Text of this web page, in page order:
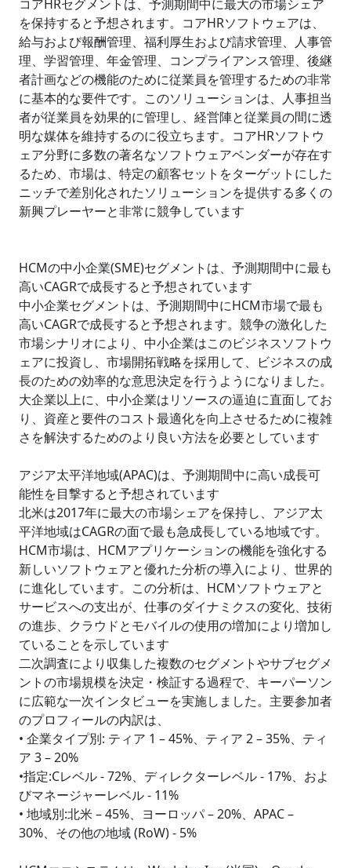
コアHRセグメントは、予測期間中に最大の市場シェア
を保持すると予想されます。コアHRソフトウェアは、
給与および報酬管理、福利厚生および請求管理、人事管
理、学習管理、年金管理、コンプライアンス管理、後継
者計画などの機能のために従業員を管理するための非常
に基本的な要件です。このソリューションは、人事担当
者が従業員を効果的に管理し、経営陣と従業員の間に透
明な媒体を維持するのに役立ちます。コアHRソフトウ
ェア分野に多数の著名なソフトウェアベンダーが存在す
るため、市場は、特定の顧客セットをターゲットにした
ニッチで差別化されたソリューションを提供する多くの
新興プレーヤーと非常に競争しています
HCMの中小企業(SME)セグメントは、予測期間中に最も
高いCAGRで成長すると予想されています
中小企業セグメントは、予測期間中にHCM市場で最も
高いCAGRで成長すると予想されます。競争の激化した
市場シナリオにより、中小企業はこのビジネスソフトウ
ェアに投資し、市場開拓戦略を採用して、ビジネスの成
長のための効率的な意思決定を行うようになりました。
大企業以上に、中小企業はリソースの逼迫に直面してお
り、資産と要件のコスト最適化を向上させるために複雑
さを解決するためのより良い方法を必要としています
アジア太平洋地域(APAC)は、予測期間中に高い成長可
能性を目撃すると予想されています
北米は2017年に最大の市場シェアを保持し、アジア太
平洋地域はCAGRの面で最も急成長している地域です。
HCM市場は、HCMアプリケーションの機能を強化する
新しいソフトウェアと優れた分析の導入により、世界的
に進化しています。この分析は、HCMソフトウェアと
サービスへの支出が、仕事のダイナミクスの変化、技術
の進歩、クラウドとモバイルの使用の増加により増加し
ていることを示しています
二次調査により収集した複数のセグメントやサブセグメ
ントの市場規模を決定・検証する過程で、キーパーソン
に広範な一次インタビューを実施しました。主要参加者
のプロフィールの内訳は、
• 企業タイプ別: ティア 1 – 45%、ティア 2 – 35%、ティ
ア 3 – 20%
•指定:Cレベル - 72%、ディレクターレベル - 17%、およ
びマネージャーレベル - 11%
• 地域別:北米 – 45%、ヨーロッパ – 20%、APAC –
30%、その他の地域 (RoW) - 5%